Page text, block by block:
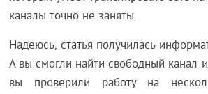
каналы точно не заняты.
Надеюсь, статья получилась
А вы смогли найти свободный канал
вы проверили работу на